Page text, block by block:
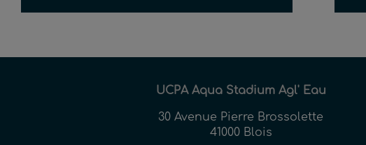
UCPA Aqua Stadium Agl' Eau
30 Avenue Pierre Brossolette
41000 Blois